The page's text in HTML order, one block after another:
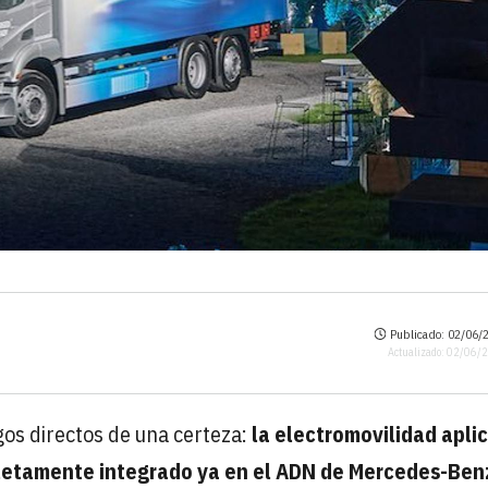
Publicado: 02/06/
Actualizado: 02/06/
directos de una certeza: la electromovilidad
integrado ya en el ADN de Mercedes-